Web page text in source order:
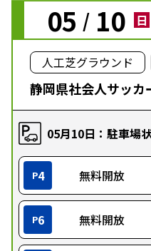
05 / 10 日
人工芝グラウンド
静岡県社会人サッカ
05月10日：駐車場
P4 無料開放
P6 無料開放